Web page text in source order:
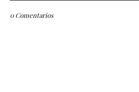
0 Comentarios